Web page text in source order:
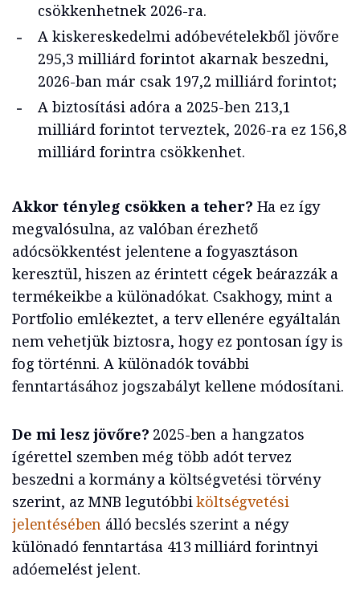
csökkenhetnek 2026-ra.
A kiskereskedelmi adóbevételekből jövőre
295,3 milliárd forintot akarnak beszedni,
2026-ban már csak 197,2 milliárd forintot;
A biztosítási adóra a 2025-ben 213,1
milliárd forintot terveztek, 2026-ra ez 156,8
milliárd forintra csökkenhet.
Akkor tényleg csökken a teher? Ha ez így
megvalósulna, az valóban érezhető
adócsökkentést jelentene a fogyasztáson
keresztül, hiszen az érintett cégek beárazzák a
termékeikbe a különadókat. Csakhogy, mint a
Portfolio emlékeztet, a terv ellenére egyáltalán
nem vehetjük biztosra, hogy ez pontosan így is
fog történni. A különadók további
fenntartásához jogszabályt kellene módosítani.
De mi lesz jövőre? 2025-ben a hangzatos
ígérettel szemben még több adót tervez
beszedni a kormány a költségvetési törvény
szerint, az MNB legutóbbiköltségvetési
jelentésében álló becslés szerint a négy
különadó fenntartása 413 milliárd forintnyi
adóemelést jelent.